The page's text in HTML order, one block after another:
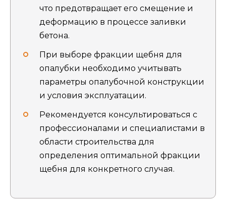
что предотвращает его смещение и
деформацию в процессе заливки
бетона.
При выборе фракции щебня для
опалубки необходимо учитывать
параметры опалубочной конструкции
и условия эксплуатации.
Рекомендуется консультироваться с
профессионалами и специалистами в
области строительства для
определения оптимальной фракции
щебня для конкретного случая.